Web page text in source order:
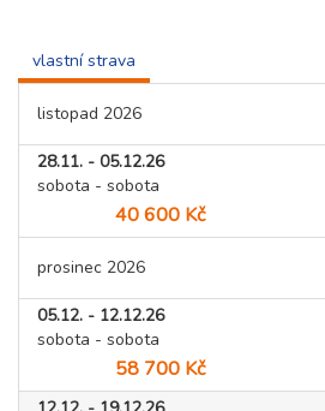
vlastní strava
listopad 2026
28.11. - 05.12.26
sobota - sobota
40 600 Kč
prosinec 2026
05.12. - 12.12.26
sobota - sobota
58 700 Kč